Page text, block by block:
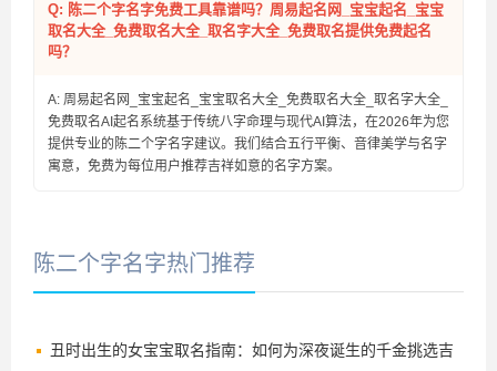
Q: 陈二个字名字免费工具靠谱吗？周易起名网_宝宝起名_宝宝
取名大全_免费取名大全_取名字大全_免费取名提供免费起名
吗？
A: 周易起名网_宝宝起名_宝宝取名大全_免费取名大全_取名字大全_
免费取名AI起名系统基于传统八字命理与现代AI算法，在2026年为您
提供专业的陈二个字名字建议。我们结合五行平衡、音律美学与名字
寓意，免费为每位用户推荐吉祥如意的名字方案。
陈二个字名字热门推荐
丑时出生的女宝宝取名指南：如何为深夜诞生的千金挑选吉